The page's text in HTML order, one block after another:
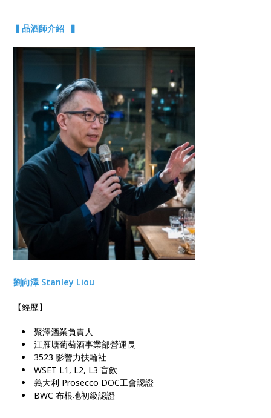
▍品酒師介紹 ▍
劉向澤 Stanley Liou
【經歷】
聚澤酒業負責人
江雁塘葡萄酒事業部營運長
3523 影響力扶輪社
WSET L1, L2, L3 盲飲
義大利 Prosecco DOC工會認證
BWC 布根地初級認證